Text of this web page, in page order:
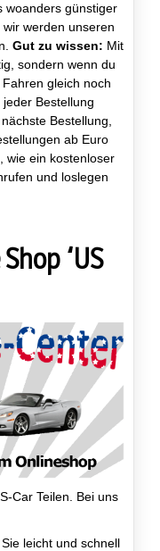
woanders günstiger
werden unseren
Gut zu wissen: Mit
sondern wenn du
gleich noch
Bestellung
Bestellung,
ab Euro
wie ein kostenloser
und loslegen
“US
Car Teilen. Bei uns
leicht und schnell